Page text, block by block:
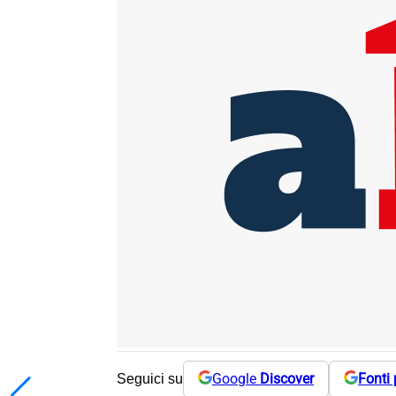
Seguici su Google Discover Fonti